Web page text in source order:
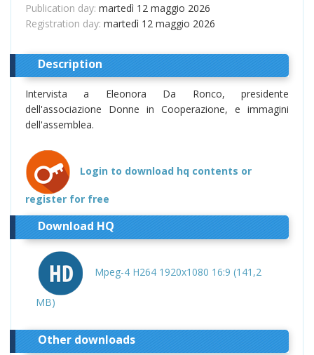
Publication day: martedì 12 maggio 2026
Registration day: martedì 12 maggio 2026
Description
Intervista a Eleonora Da Ronco, presidente
dell'associazione Donne in Cooperazione, e immagini
dell'assemblea.
Login to download hq contents or
register for free
Download HQ
Mpeg-4 H264 1920x1080 16:9 (141,2
MB)
Other downloads